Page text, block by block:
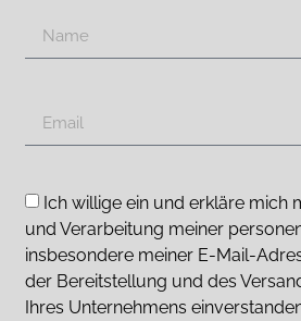
Ich willige ein und erkläre mich
und Verarbeitung meiner
insbesondere meiner E-Mail-
der Bereitstellung und des
Ihres Unternehmens